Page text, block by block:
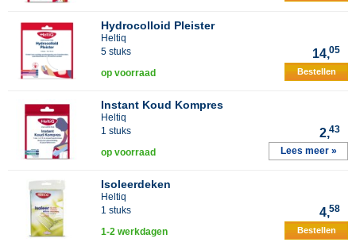
Hydrocolloid Pleister
Heltiq
5 stuks
14,05
op voorraad Bestellen
Instant Koud Kompres
Heltiq
1 stuks
2,43
op voorraad Lees meer »
Isoleerdeken
Heltiq
1 stuks
4,58
1-2 werkdagen Bestellen